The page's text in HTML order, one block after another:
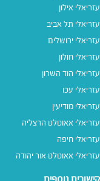
עזריאלי אילון
עזריאלי תל אביב
עזריאלי ירושלים
עזריאלי חולון
עזריאלי הוד השרון
עזריאלי עכו
עזריאלי מודיעין
עזריאלי אאוטלט הרצליה
עזריאלי חיפה
עזריאלי אאוטלט אור יהודה